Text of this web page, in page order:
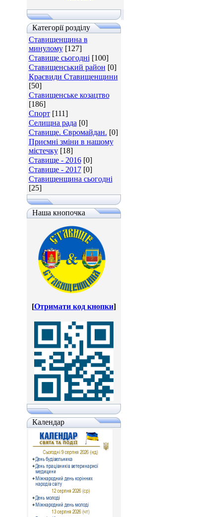
Категорії розділу
Ставищенщина в
минулому [127]
Ставище сьогодні [100]
Ставищенський район [0]
Краєвиди Ставищенщини
[50]
Ставищенське козацтво
[186]
Спорт [111]
Селищна рада [0]
Ставище. Євромайдан. [0]
Приємні зміни в нашому
містечку [18]
Ставище - 2016 [0]
Ставище - 2017 [0]
Ставищенщина сьогодні
[25]
Наша кнопочка
[Отримати код кнопки]
Календар